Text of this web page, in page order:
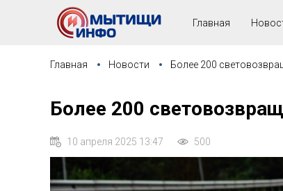
Главная
Главная Новости Более 200
Более 200
10 апреля 2025 13:47 500